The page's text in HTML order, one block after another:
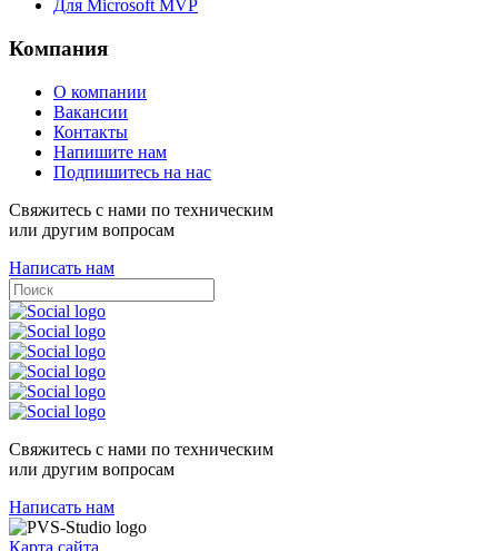
Для Microsoft MVP
Компания
О компании
Вакансии
Контакты
Напишите нам
Подпишитесь на нас
Свяжитесь с нами по техническим
или другим вопросам
Написать нам
Свяжитесь с нами по техническим
или другим вопросам
Написать нам
Карта сайта